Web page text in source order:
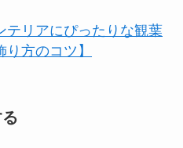
テリアにぴったりな観葉
方のコツ】